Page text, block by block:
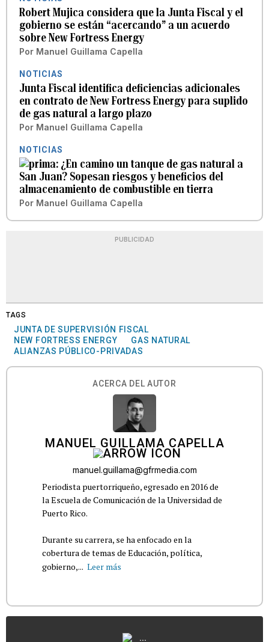
Robert Mujica considera que la Junta Fiscal y el
gobierno se están “acercando” a un acuerdo
sobre New Fortress Energy
Por Manuel Guillama Capella
NOTICIAS
Junta Fiscal identifica deficiencias adicionales
en contrato de New Fortress Energy para suplido
de gas natural a largo plazo
Por Manuel Guillama Capella
NOTICIAS
¿En camino un tanque de gas natural a
San Juan? Sopesan riesgos y beneficios del
almacenamiento de combustible en tierra
Por Manuel Guillama Capella
PUBLICIDAD
TAGS
JUNTA DE SUPERVISIÓN FISCAL
NEW FORTRESS ENERGY
GAS NATURAL
ALIANZAS PÚBLICO-PRIVADAS
ACERCA DEL AUTOR
MANUEL GUILLAMA CAPELLA
manuel.guillama@gfrmedia.com
Periodista puertorriqueño, egresado en 2016 de
la Escuela de Comunicación de la Universidad de
Puerto Rico.
Durante su carrera, se ha enfocado en la
cobertura de temas de Educación, política,
gobierno,... Leer más
...